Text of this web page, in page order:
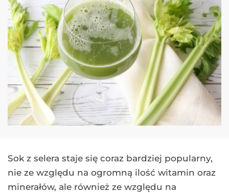
Sok z selera staje się coraz bardziej popularny,
nie ze względu na ogromną ilość witamin oraz
minerałów, ale również ze względu na